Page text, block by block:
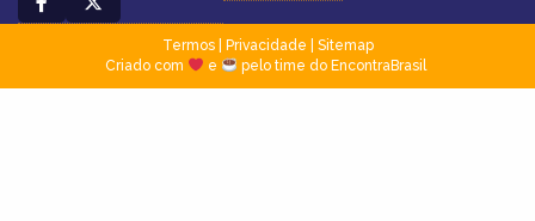
Termos| Privacidade
Sitemap
Criado com
e pelo time do EncontraBrasil